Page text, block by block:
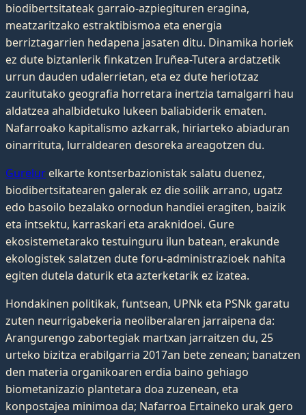
biodibertsitateak garraio-azpiegituren eragina,
meatzaritzako estraktibismoa eta energia
berriztagarrien hedapena jasaten ditu. Dinamika horiek
ez dute biztanlerik finkatzen Iruñea-Tutera ardatzetik
urrun dauden udalerrietan, eta ez dute heriotzaz
zauritutako geografia horretara inertzia tamalgarri hau
aldatzea ahalbidetuko lukeen baliabiderik ematen.
Nafarroako kapitalismo azkarrak, hiriarteko abiaduran
oinarrituta, lurraldearen desoreka areagotzen du.
Gurelur elkarte kontserbazionistak salatu duenez,
biodibertsitatearen galerak ez die soilik arrano, ugatz
edo basoilo bezalako ornodun handiei eragiten, baizik
eta intsektu, karraskari eta araknidoei. Gure
ekosistemetarako testuinguru ilun batean, erakunde
ekologistek salatzen dute foru-administrazioek nahita
egiten dutela daturik eta azterketarik ez izatea.
Hondakinen politikak, funtsean, UPNk eta PSNk garatu
zuten neurrigabekeria neoliberalaren jarraipena da:
Arangurengo zabortegiak martxan jarraitzen du, 25
urteko bizitza erabilgarria 2017an bete zenean; banatzen
den materia organikoaren erdia baino gehiago
biometanizazio plantetara doa zuzenean, eta
konpostajea minimoa da; Nafarroa Ertaineko urak gero